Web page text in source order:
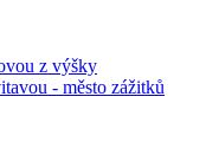
z výšky
- město zážitků